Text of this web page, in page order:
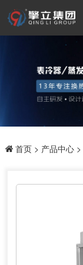
首页> 产品中心>